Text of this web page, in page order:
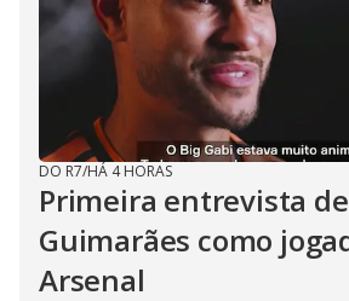
DO R7/HÁ 4 HORAS
Primeira entrevista
Guimarães como
Arsenal